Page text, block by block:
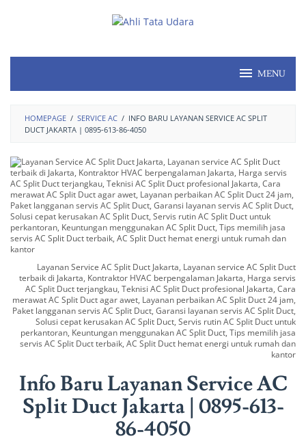
MENU
HOMEPAGE / SERVICE AC / INFO BARU LAYANAN SERVICE AC SPLIT
DUCT JAKARTA | 0895-613-86-4050
Layanan Service AC Split Duct Jakarta, Layanan service AC Split Duct
terbaik di Jakarta, Kontraktor HVAC berpengalaman Jakarta, Harga servis
AC Split Duct terjangkau, Teknisi AC Split Duct profesional Jakarta, Cara
merawat AC Split Duct agar awet, Layanan perbaikan AC Split Duct 24 jam,
Paket langganan servis AC Split Duct, Garansi layanan servis AC Split Duct,
Solusi cepat kerusakan AC Split Duct, Servis rutin AC Split Duct untuk
perkantoran, Keuntungan menggunakan AC Split Duct, Tips memilih jasa
servis AC Split Duct terbaik, AC Split Duct hemat energi untuk rumah dan
kantor
Info Baru Layanan Service AC
Split Duct Jakarta | 0895-613-
86-4050